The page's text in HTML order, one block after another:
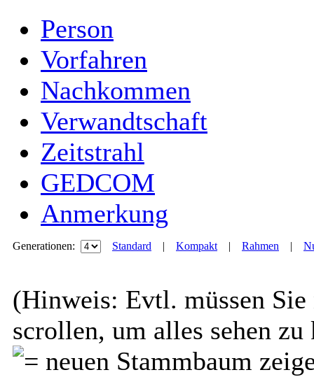
Person
Vorfahren
Nachkommen
Verwandtschaft
Zeitstrahl
GEDCOM
Anmerkung
Generationen: Standard | Kompakt| Rahmen |
(Hinweis: Evtl. müssen Sie
scrollen, um alles sehen